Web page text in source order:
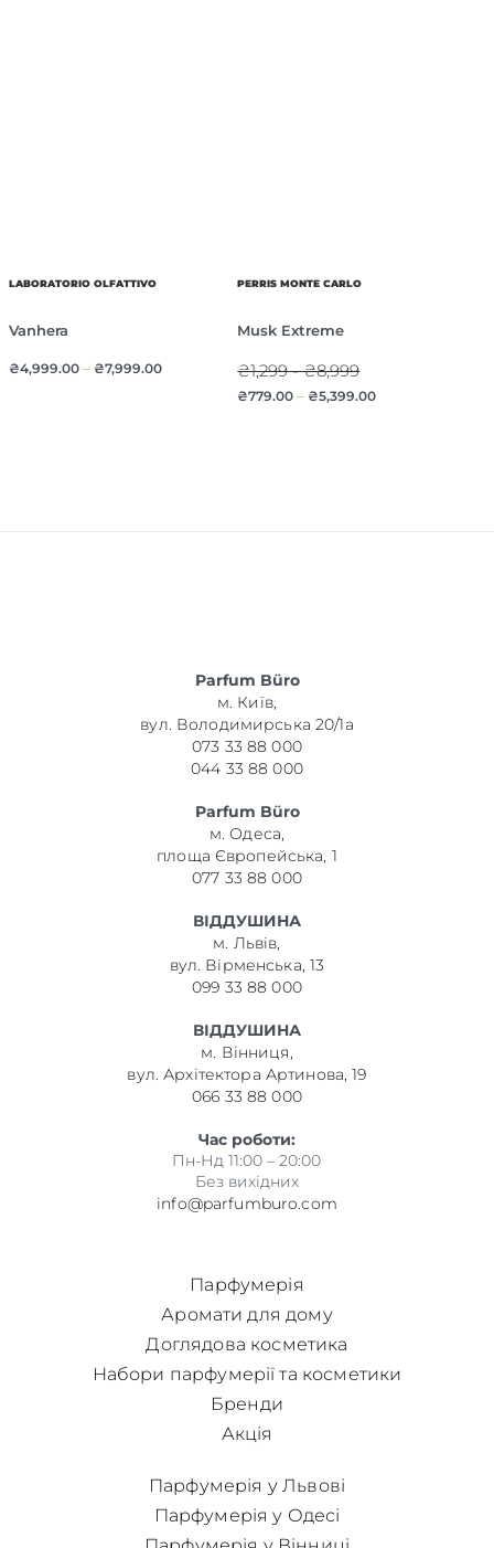
LABORATORIO OLFATTIVO
Vanhera
₴4,999.00– ₴7,999.00
PERRIS MONTE CARLO
Musk Extreme
₴1,299 - ₴8,999
₴779.00 – ₴5,399.00
Parfum Büro
м. Київ,
вул. Володимирська 20/1а
073 33 88 000
044 33 88 000
Parfum Büro
м. Одеса,
площа Європейська, 1
077 33 88 000
ВІДДУШИНА
м. Львів,
вул. Вірменська, 13
099 33 88 000
ВІДДУШИНА
м. Вінниця,
вул. Архітектора Артинова, 19
066 33 88 000
Час роботи:
Пн-Нд 11:00 – 20:00
Без вихідних
info@parfumburo.com
Парфумерія
Аромати для дому
Доглядова косметика
Набори парфумерії та косметики
Бренди
Акція
Парфумерія у Львові
Парфумерія у Одесі